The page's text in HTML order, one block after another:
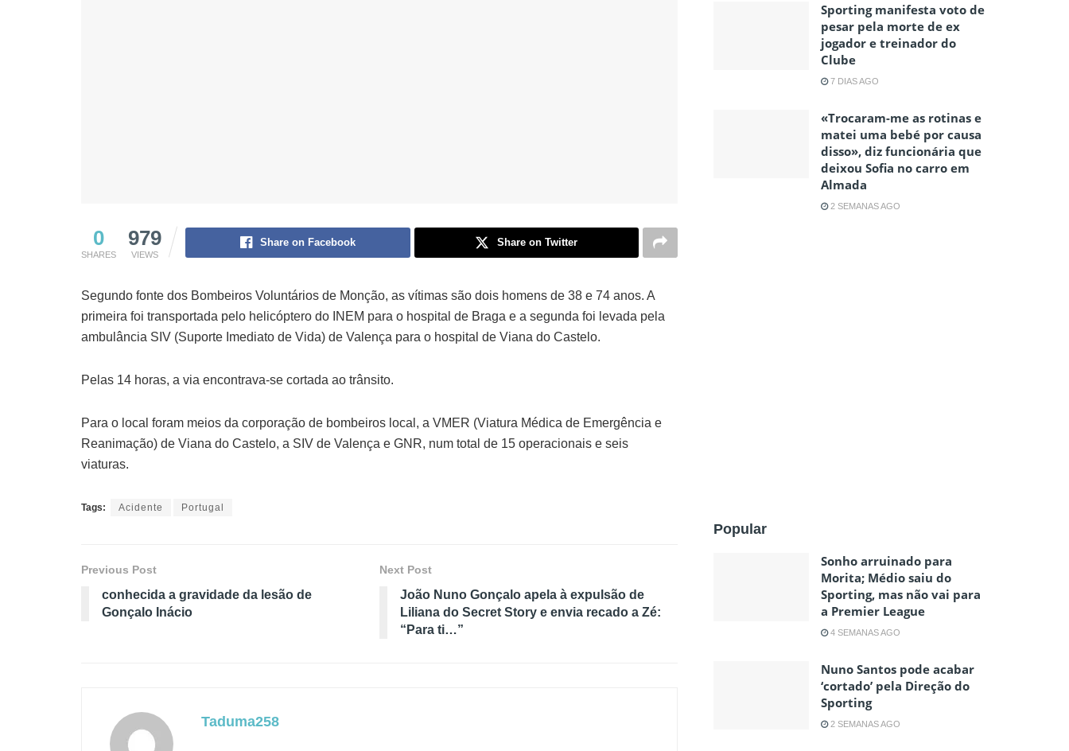
0
SHARES
979
VIEWS
Share on Facebook Share on Twitter
Segundo fonte dos Bombeiros Voluntários de Monção, as vítimas são dois homens de 38 e 74 anos. A
primeira foi transportada pelo helicóptero do INEM para o hospital de Braga e a segunda foi levada pela
ambulância SIV (Suporte Imediato de Vida) de Valença para o hospital de Viana do Castelo.
Pelas 14 horas, a via encontrava-se cortada ao trânsito.
Para o local foram meios da corporação de bombeiros local, a VMER (Viatura Médica de Emergência e
Reanimação) de Viana do Castelo, a SIV de Valença e GNR, num total de 15 operacionais e seis
viaturas.
Tags: Acidente Portugal
Previous Post
conhecida a gravidade da lesão de
Gonçalo Inácio
Next Post
João Nuno Gonçalo apela à expulsão de
Liliana do Secret Story e envia recado a Zé:
“Para ti…”
Taduma258
Sporting manifesta voto de
pesar pela morte de ex
jogador e treinador do
Clube
7 DIAS AGO
«Trocaram-me as rotinas e
matei uma bebé por causa
disso», diz funcionária que
deixou Sofia no carro em
Almada
2 SEMANAS AGO
Popular
Sonho arruinado para
Morita; Médio saiu do
Sporting, mas não vai para
a Premier League
4 SEMANAS AGO
Nuno Santos pode acabar
‘cortado’ pela Direção do
Sporting
2 SEMANAS AGO